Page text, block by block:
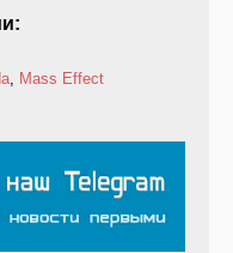
, Mass Effect